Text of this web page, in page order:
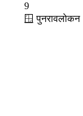
9
🪟 पुनरावलोकन